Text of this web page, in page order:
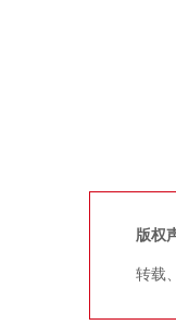
版权
转载